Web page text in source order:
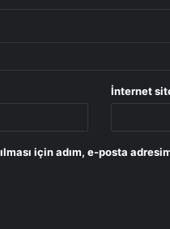
İnternet
için adım, e-posta